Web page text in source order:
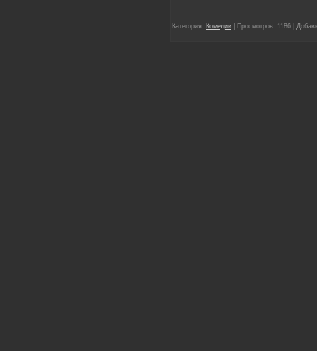
Категория: Комедии | Просмотров: 1186 |